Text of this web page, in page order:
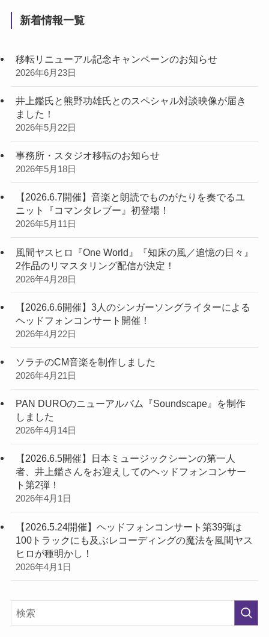
新着情報一覧
移転リニューアル記念キャンペーンのお知らせ
2026年6月23日
井上鑑氏と熊野功雄氏とのスペシャル対談映像が届き
ました！
2026年5月22日
事務所・スタジオ移転のお知らせ
2026年5月18日
【2026.6.7開催】音楽と朗読でものがたりを奏でるユ
ニット『コマンタレブー』初登場！
2026年5月11日
風間ヤスヒロ『One World』『知床の風／追憶の日々』
2作品のリマスタリング配信が決定！
2026年4月28日
【2026.6.6開催】3人のシンガーソングライターによる
ヘッドフォンコンサート開催！
2026年4月22日
ソラチのCM音楽を制作しました
2026年4月21日
PAN DUROのニューアルバム『Soundscape』を制作
しました
2026年4月14日
【2026.6.5開催】日本ミュージックシーンの第一人
者、井上鑑さんをお迎えしてのヘッドフォンコンサー
ト第2弾！
2026年4月1日
【2026.5.24開催】ヘッドフォンコンサート第39弾は
100トラックにも及ぶレコーディングの魔法を風間ヤス
ヒロが種明かし！
2026年4月1日